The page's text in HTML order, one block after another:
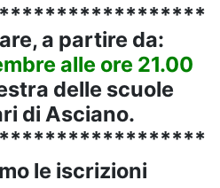
a partire da:
alle ore 21.00
delle scuole
di Asciano.
le iscrizioni